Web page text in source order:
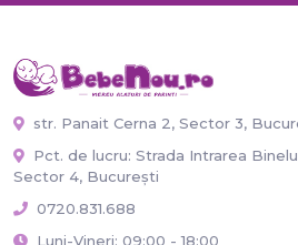
str. Panait Cerna 2, Sector 3,
Pct. de lucru: Strada Intrarea
Sector 4, București
0720.831.688
Luni-Vineri: 09:00 - 18:00